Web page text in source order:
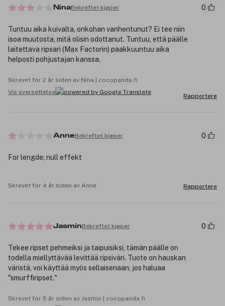
NinaBekreftet kjøper 0
Tuntuu aika kuivalta, onkohan vanhentunut? Ei tee niin
isoa muutosta, mitä olisin odottanut. Tuntuu, että päälle
laitettava ripsari (Max Factorin) paakkuuntuu aika
helposti pohjustajan kanssa.
Skrevet for 2 år siden av Nina | cocopanda.fi
Vis oversettelse
Rapportere
AnneBekreftet kjøper 0
For lengde; null effekt
Skrevet for 4 år siden av Anne Rapportere
JasminBekreftet kjøper 0
Tekee ripset pehmeiksi ja taipuisiksi, tämän päälle on
todella miellyttävää levittää ripsiväri. Tuote on hauskan
väristä, voi käyttää myös sellaisenaan, jos haluaa
"smurffiripset."
Skrevet for 5 år siden av Jasmin | cocopanda.fi